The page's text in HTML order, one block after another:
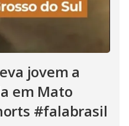
jovem a
em Mato
#falabrasil